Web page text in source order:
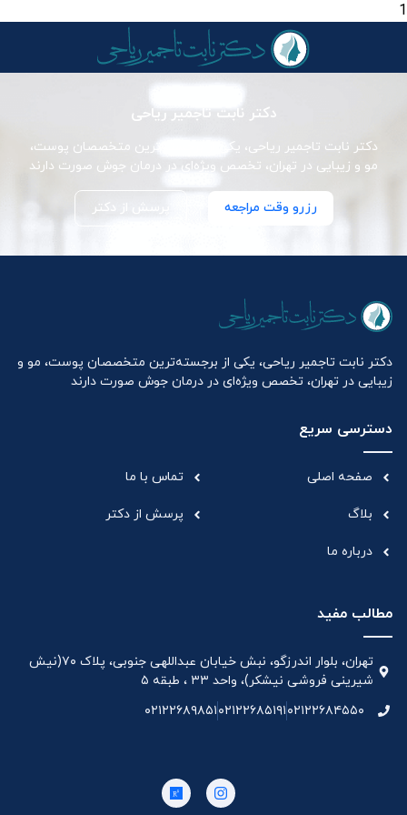
1
دکتر نابت تاجمیر ریاحی
دکتر نابت تاجمیر ریاحی، یکی از برجسته‌ترین متخصصان پوست،
مو و زیبایی در تهران، تخصص ویژه‌ای در درمان جوش صورت دارند
رزرو وقت مراجعه پرسش از دکتر
دکتر نابت تاجمیر ریاحی، یکی از برجسته‌ترین متخصصان پوست، مو و
زیبایی در تهران، تخصص ویژه‌ای در درمان جوش صورت دارند
دسترسی سریع
صفحه اصلی
بلاگ
درباره ما
تماس با ما
پرسش از دکتر
مطالب مفید
تهران، بلوار اندرزگو، نبش خیابان عبداللهی جنوبی، پلاک ۷۰(نیش
شیرینی فروشی نیشکر)، واحد ۳۳ ، طبقه ۵
۰۲۱۲۲۶۸۴۵۵۰۰۲۱۲۲۶۸۵۱۹۱۰۲۱۲۲۶۸۹۸۵۱